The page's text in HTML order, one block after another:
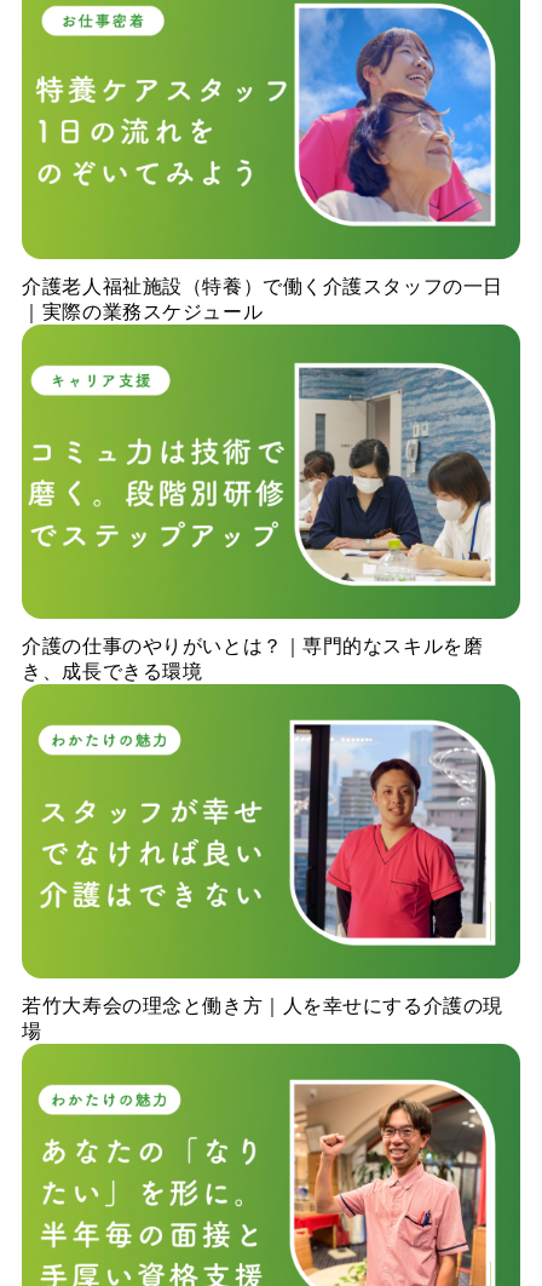
介護老人福祉施設（特養）で働く介護スタッフの一日
｜実際の業務スケジュール
介護の仕事のやりがいとは？｜専門的なスキルを磨
き、成長できる環境
若竹大寿会の理念と働き方｜人を幸せにする介護の現
場